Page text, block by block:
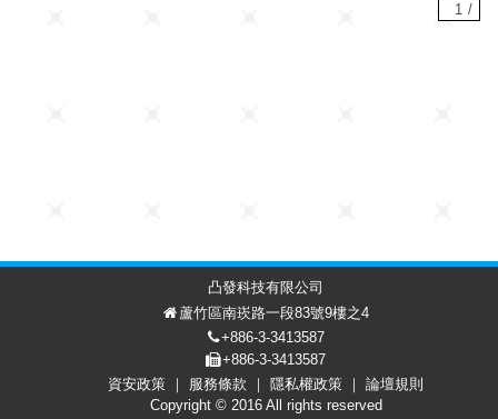
會員中心
1 /
凸發科技有限公司
蘆竹區南崁路一段83號9樓之4
+886-3-3413587
+886-3-3413587
資安政策
服務條款 隱私權政策
論壇規則
Copyright © 2016 All rights reserved